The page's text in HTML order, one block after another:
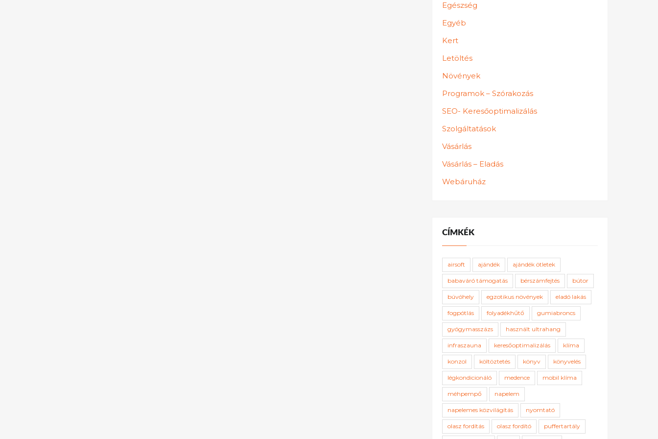
Egészség
Egyéb
Kert
Letöltés
Növények
Programok – Szórakozás
SEO- Keresőoptimalizálás
Szolgáltatások
Vásárlás
Vásárlás – Eladás
Webáruház
CÍMKÉK
airsoft ajándék ajándék ötletek
babaváró támogatás bérszámfejtés bútor
búvóhely egzotikus növények eladó lakás
fogpótlás folyadékhűtő gumiabroncs
gyógymasszázs használt ultrahang
infraszauna keresőoptimalizálás klíma
konzol költöztetés könyv könyvelés
légkondicionáló medence mobil klíma
méhpempő napelem
napelemes közvilágítás nyomtató
olasz fordítás olasz fordító puffertartály